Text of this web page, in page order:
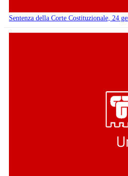
Sentenza della Corte Costituzionale, 24